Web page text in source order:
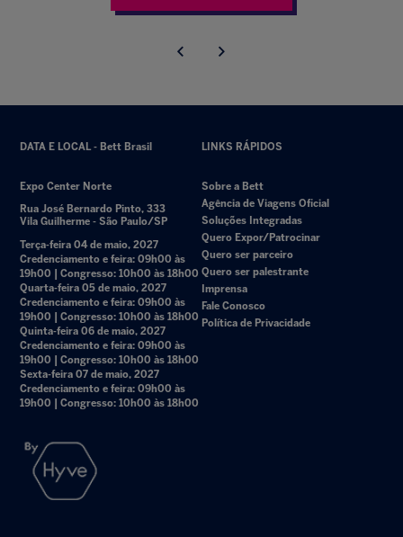
DATA E LOCAL - Bett Brasil
Expo Center Norte
Rua José Bernardo Pinto, 333
Vila Guilherme - São Paulo/SP
Terça-feira 04 de maio, 2027
Credenciamento e feira: 09h00 às
19h00 | Congresso: 10h00 às 18h00
Quarta-feira 05 de maio, 2027
Credenciamento e feira: 09h00 às
19h00 | Congresso: 10h00 às 18h00
Quinta-feira 06 de maio, 2027
Credenciamento e feira: 09h00 às
19h00 | Congresso: 10h00 às 18h00
Sexta-feira 07 de maio, 2027
Credenciamento e feira: 09h00 às
19h00 | Congresso: 10h00 às 18h00
LINKS RÁPIDOS
Sobre a Bett
Agência de Viagens Oficial
Soluções Integradas
Quero Expor/Patrocinar
Quero ser parceiro
Quero ser palestrante
Imprensa
Fale Conosco
Política de Privacidade